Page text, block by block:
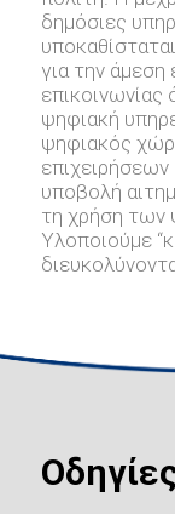
δημόσιες
για την
ψηφιακή
ψηφιακός
επιχειρήσεων
υποβολή
τη χρήση των
Υλοποιούμε